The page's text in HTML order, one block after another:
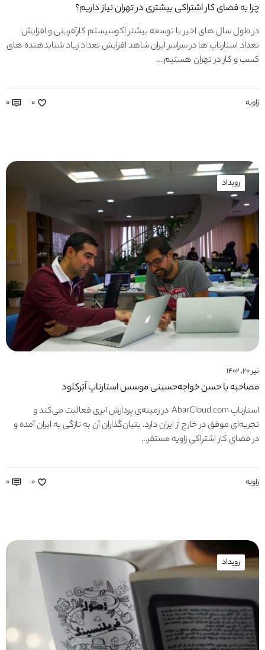
چرا به فضای کار اشتراکی بیشتری در تهران نیاز داریم؟
در طول سال های اخیر با توسعه بیشتر اکوسیستم کارآفرینی و افزایش
تعداد استارتاپ ها در سراسر ایران شاهد افزایش تعداد زیاد شتابدهنده های
کسب و کار در تهران هستیم.…
زاویه ۰ ۰
رویداد
تیر ۲۰, ۱۴۰۲
مصاحبه با حسن خواجه‌حسینی موسس استارتاپ اَبَرکلود
استارتاپ AbarCloud.com در زمینه‌ی پردازش ابری فعالیت می‌کند و
تجربه‌ای موفق در خارج از ایران دارد. بنیان‌گذاران آن به تازگی به ایران آمده و
در فضای کار اشتراکی زاویه مستقر…
زاویه ۰ ۰
رویداد